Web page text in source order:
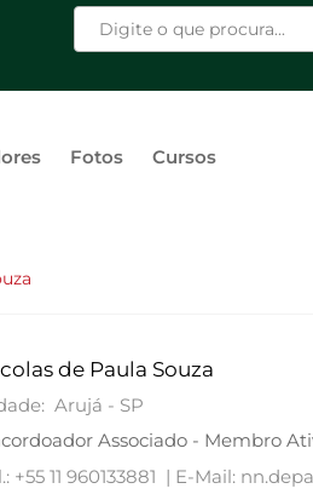
Fotos Cursos
de Paula Souza
Arujá - SP
Associado - Membro
+55 11 960133881 | E-Mail: